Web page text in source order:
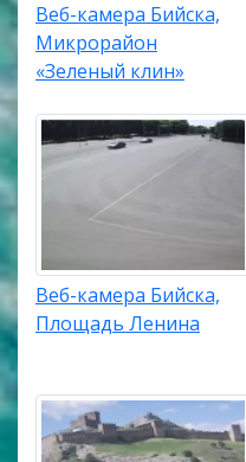
Веб-камера Бийска,
Микрорайон
«Зеленый клин»
Веб-камера Бийска,
Площадь Ленина